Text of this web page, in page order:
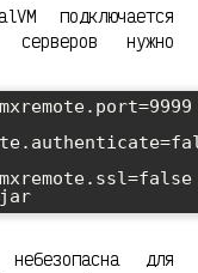
подключается
серверов нужно
для